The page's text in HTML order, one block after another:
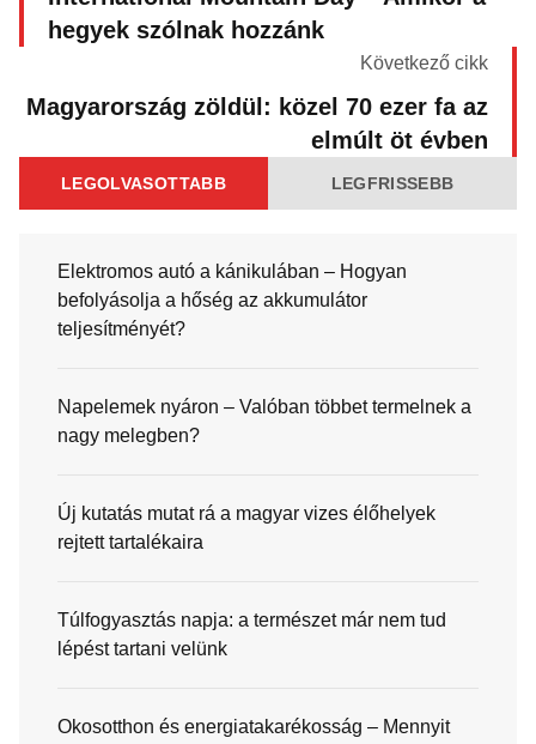
hegyek szólnak hozzánk
Következő cikk
Magyarország zöldül: közel 70 ezer fa az
elmúlt öt évben
LEGOLVASOTTABB LEGFRISSEBB
Elektromos autó a kánikulában – Hogyan
befolyásolja a hőség az akkumulátor
teljesítményét?
Napelemek nyáron – Valóban többet termelnek a
nagy melegben?
Új kutatás mutat rá a magyar vizes élőhelyek
rejtett tartalékaira
Túlfogyasztás napja: a természet már nem tud
lépést tartani velünk
Okosotthon és energiatakarékosság – Mennyit